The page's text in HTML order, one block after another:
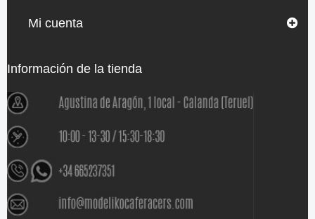
Mi cuenta
Información de la tienda